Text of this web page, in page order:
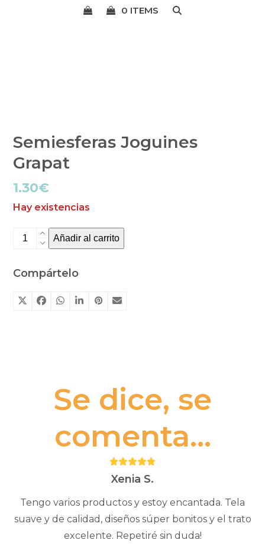
0 ITEMS
Semiesferas Joguines
Grapat
1.30€
Hay existencias
Semiesferas
Joguines
Grapat
Añadir al carrito
Compártelo
Se dice, se
comenta...
Puntuación:
5Xenia S.
Tengo varios productos y estoy encantada. Tela
suave y de calidad, diseños súper bonitos y el trato
excelente. Repetiré sin duda!